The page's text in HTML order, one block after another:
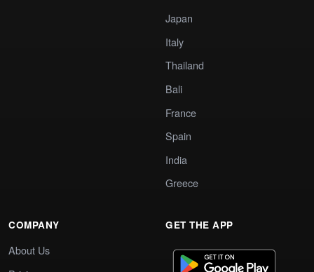
Japan
Italy
Thailand
Bali
France
Spain
India
Greece
COMPANY
About Us
GET THE APP